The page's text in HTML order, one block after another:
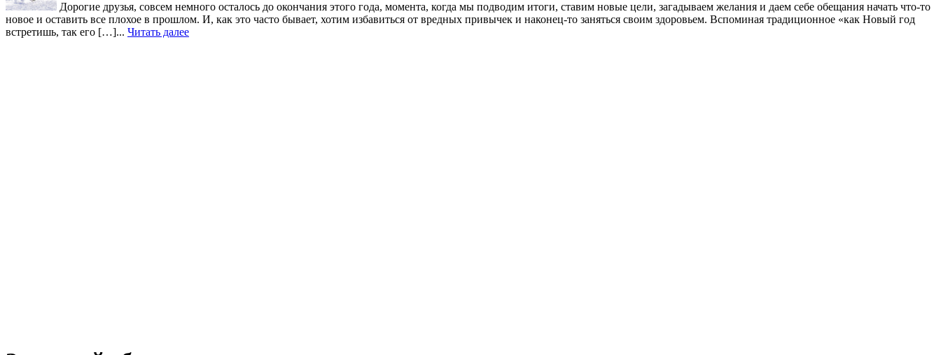
Дорогие друзья, совсем немного осталось до окончания этого года, момента, когда мы подводим итоги, ставим новые цели, загадываем желания и даем себе обещания начать что-то
новое и оставить все плохое в прошлом. И, как это часто бывает, хотим избавиться от вредных привычек и наконец-то заняться своим здоровьем. Вспоминая традиционное «как Новый год
встретишь, так его […]... Читать далее